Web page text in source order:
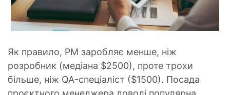
Як правило, РМ заробляє менше, ніж
розробник (медіана $2500), проте трохи
більше, ніж QA-спеціаліст ($1500). Посада